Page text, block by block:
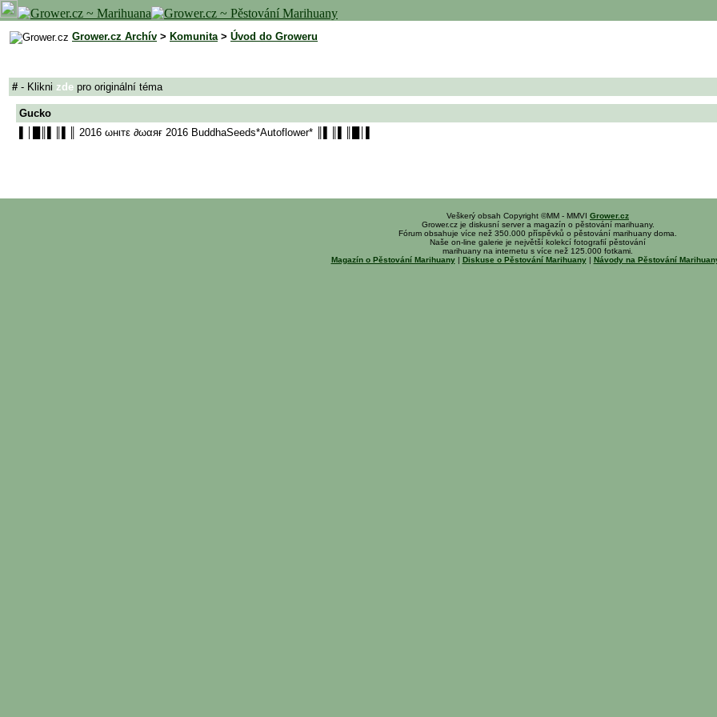
Grower.cz Archív > Komunita> Úvod do Groweru
# - Klikni zde pro originální téma
Gucko
▌│█║▌║▌║ 2016 ωнιтε ∂ωαяғ 2016 BuddhaSeeds*Autoflower* ║▌║▌║█│▌
Veškerý obsah Copyright ©MM - MMVI Grower.cz
Grower.cz je diskusní server a magazín o pěstování marihuany.
Fórum obsahuje více než 350.000 příspěvků o pěstování marihuany doma.
Naše on-line galerie je největší kolekcí fotografií pěstování
marihuany na internetu s více než 125.000 fotkami.
Magazín o Pěstování Marihuany| Diskuse o Pěstování Marihuany| Návody na Pěstování